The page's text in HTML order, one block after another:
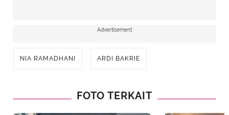
Advertisement
NIA RAMADHANI ARDI BAKRIE
FOTO TERKAIT